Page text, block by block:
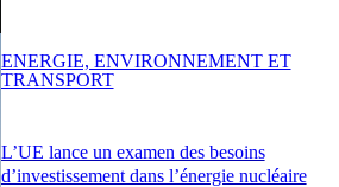
L’UE lance un examen des besoins
d’investissement dans l’énergie nucléaire
ENERGIE, ENVIRONNEMENT ET
TRANSPORT